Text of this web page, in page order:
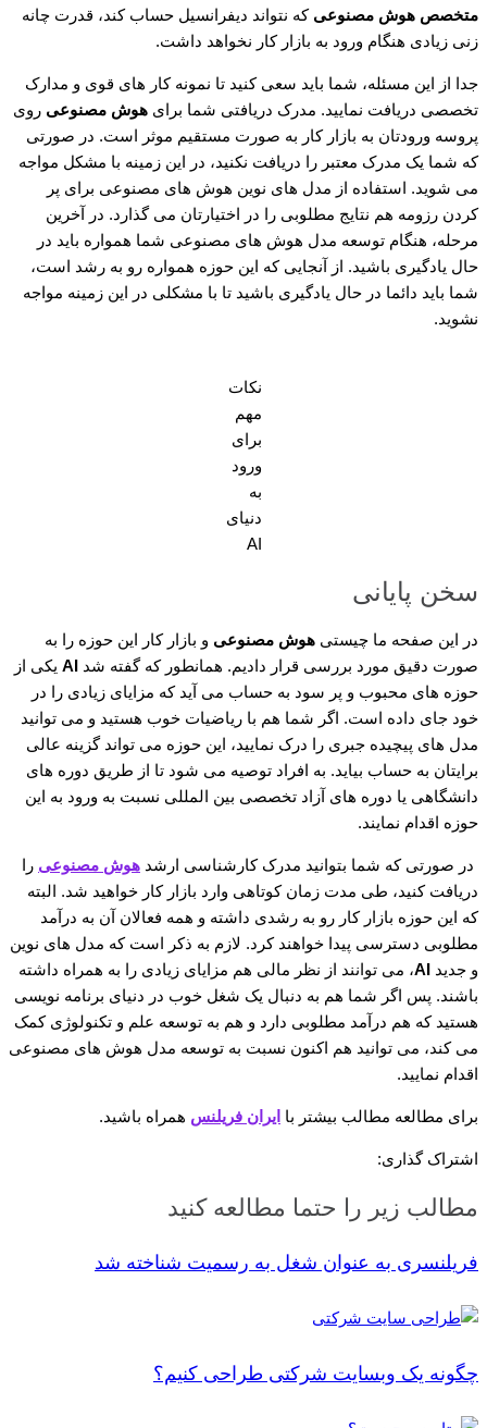
متخصص هوش مصنوعی که نتواند دیفرانسیل حساب کند، قدرت چانه
زنی زیادی هنگام ورود به بازار کار نخواهد داشت.
جدا از این مسئله، شما باید سعی کنید تا نمونه کار های قوی و مدارک
تخصصی دریافت نمایید. مدرک دریافتی شما برای هوش مصنوعی روی
پروسه ورودتان به بازار کار به صورت مستقیم موثر است. در صورتی
که شما یک مدرک معتبر را دریافت نکنید، در این زمینه با مشکل مواجه
می شوید. استفاده از مدل های نوین هوش های مصنوعی برای پر
کردن رزومه هم نتایج مطلوبی را در اختیارتان می گذارد. در آخرین
مرحله، هنگام توسعه مدل هوش های مصنوعی شما همواره باید در
حال یادگیری باشید. از آنجایی که این حوزه همواره رو به رشد است،
شما باید دائما در حال یادگیری باشید تا با مشکلی در این زمینه مواجه
نشوید.
نکات
مهم
برای
ورود
به
دنیای
AI
سخن پایانی
در این صفحه ما چیستی هوش مصنوعی و بازار کار این حوزه را به
صورت دقیق مورد بررسی قرار دادیم. همانطور که گفته شد AI یکی از
حوزه های محبوب و پر سود به حساب می آید که مزایای زیادی را در
خود جای داده است. اگر شما هم با ریاضیات خوب هستید و می توانید
مدل های پیچیده جبری را درک نمایید، این حوزه می تواند گزینه عالی
برایتان به حساب بیاید. به افراد توصیه می شود تا از طریق دوره های
دانشگاهی یا دوره های آزاد تخصصی بین المللی نسبت به ورود به این
حوزه اقدام نمایند.
در صورتی که شما بتوانید مدرک کارشناسی ارشد هوش مصنوعی را
دریافت کنید، طی مدت زمان کوتاهی وارد بازار کار خواهید شد. البته
که این حوزه بازار کار رو به رشدی داشته و همه فعالان آن به درآمد
مطلوبی دسترسی پیدا خواهند کرد. لازم به ذکر است که مدل های نوین
و جدید AI، می توانند از نظر مالی هم مزایای زیادی را به همراه داشته
باشند. پس اگر شما هم به دنبال یک شغل خوب در دنیای برنامه نویسی
هستید که هم درآمد مطلوبی دارد و هم به توسعه علم و تکنولوژی کمک
می کند، می توانید هم اکنون نسبت به توسعه مدل هوش های مصنوعی
اقدام نمایید.
برای مطالعه مطالب بیشتر با ایران فریلنس همراه باشید.
اشتراک گذاری:
مطالب زیر را حتما مطالعه کنید
فریلنسری به عنوان شغل به رسمیت شناخته شد
چگونه یک وبسایت شرکتی طراحی کنیم؟